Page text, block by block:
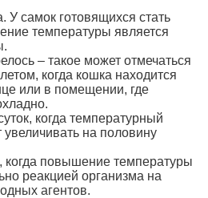
У самок готовящихся стать
температуры является
– такое может отмечаться
когда кошка находится
или в помещении, где
когда температурный
увеличивать на половину
когда повышение температуры
реакцией организма на
агентов.